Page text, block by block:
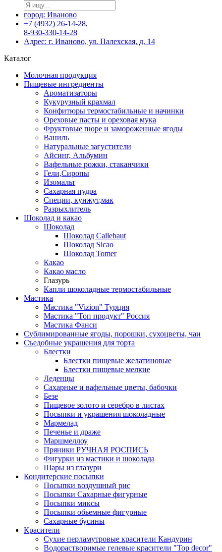
город: Иваново
+7 (4932) 26-14-28,
8-930-330-14-28
Адрес: г. Иваново, ул. Палехская, д. 14
Каталог
Молочная продукция
Пищевые ингредиенты
Ароматизаторы
Кукурузный крахмал
Конфитюры термостабильные и начинки
Ореховые пасты и ореховая мука
Фруктовые пюре и замороженные ягоды
Ваниль
Натуральные загустители
Айсинг, Альбумин
Вафельные рожки, стаканчики
Гели,Сиропы
Изомальт
Сахарная пудра
Специи, кунжут,мак
Разрыхлитель
Шоколад и какао
Шоколад
Шоколад Callebaut
Шоколад Sicao
Шоколад Tomer
Какао
Какао масло
Глазурь
Капли шоколадные термостабильные
Мастика
Мастика "Vizion" Турция
Мастика "Топ продукт" Россия
Мастика Фанси
Сублимированные ягоды, порошки, сухоцветы, чаи
Съедобные украшения для торта
Блестки
Блестки пищевые желатиновые
Блестки пищевые мелкие
Леденцы
Сахарные и вафельные цветы, бабочки
Безе
Пищевое золото и серебро в листах
Посыпки и украшения шоколадные
Мармелад
Печенье и драже
Маршмеллоу
Пряники РУЧНАЯ РОСПИСЬ
Фигурки из мастики и шоколада
Шары из глазури
Кондитерские посыпки
Посыпки воздушный рис
Посыпки Сахарные фигурные
Посыпки миксы
Посыпки обьемные фигурные
Сахарные бусины
Красители
Сухие перламутровые красители Кандурин
Водорастворимые гелевые красители "Top decor"